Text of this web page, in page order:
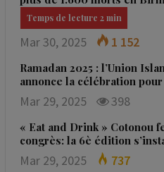
Mar 30, 2025 1 152
Ramadan 2025 : l’Union
annonce la célébration
Mar 29, 2025 398
« Eat and Drink » Cotonou
congrès: la 6è édition
Mar 29, 2025 737